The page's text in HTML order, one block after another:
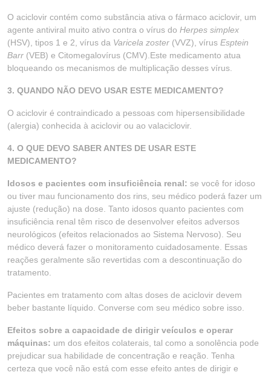
O aciclovir contém como substância ativa o fármaco aciclovir, um
agente antiviral muito ativo contra o vírus do Herpes simplex
(HSV), tipos 1 e 2, vírus da Varicela zoster (VVZ), vírus Esptein
Barr (VEB) e Citomegalovírus (CMV).Este medicamento atua
bloqueando os mecanismos de multiplicação desses vírus.
3. QUANDO NÃO DEVO USAR ESTE MEDICAMENTO?
O aciclovir é contraindicado a pessoas com hipersensibilidade
(alergia) conhecida à aciclovir ou ao valaciclovir.
4. O QUE DEVO SABER ANTES DE USAR ESTE
MEDICAMENTO?
Idosos e pacientes com insuficiência renal: se você for idoso
ou tiver mau funcionamento dos rins, seu médico poderá fazer um
ajuste (redução) na dose. Tanto idosos quanto pacientes com
insuficiência renal têm risco de desenvolver efeitos adversos
neurológicos (efeitos relacionados ao Sistema Nervoso). Seu
médico deverá fazer o monitoramento cuidadosamente. Essas
reações geralmente são revertidas com a descontinuação do
tratamento.
Pacientes em tratamento com altas doses de aciclovir devem
beber bastante líquido. Converse com seu médico sobre isso.
Efeitos sobre a capacidade de dirigir veículos e operar
máquinas: um dos efeitos colaterais, tal como a sonolência pode
prejudicar sua habilidade de concentração e reação. Tenha
certeza que você não está com esse efeito antes de dirigir e